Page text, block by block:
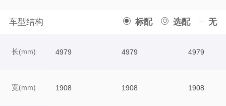
车型结构 标配 选配 无
长(mm)
宽(mm)
4979 4979 4979
1908 1908 1908